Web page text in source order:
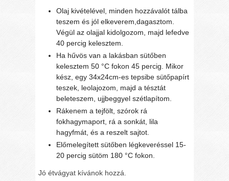
Olaj kivételével, minden hozzávalót tálba
teszem és jól elkeverem,dagasztom.
Végül az olajjal kidolgozom, majd lefedve
40 percig kelesztem.
Ha hűvös van a lakásban sütőben
kelesztem 50 °C fokon 45 percig. Mikor
kész, egy 34x24cm-es tepsibe sütőpapírt
teszek, leolajozom, majd a tésztát
beleteszem, ujjbeggyel szétlapítom.
Rákenem a tejfölt, szórok rá
fokhagymaport, rá a sonkát, lila
hagyfmát, és a reszelt sajtot.
Előmelegített sütőben légkeveréssel 15-
20 percig sütöm 180 °C fokon.
Jó étvágyat kívánok hozzá.